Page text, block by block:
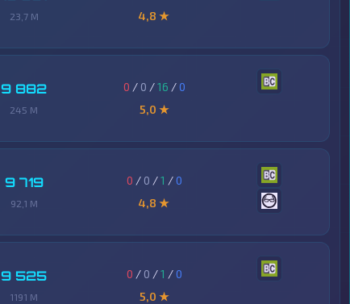
23,7 M
4,8 ★
9 882
245 M
0 / 0 /16 /0
5,0 ★
9 719
92,1 M
0 / 0 /1 /0
4,8 ★
9 525
1191 M
0 / 0 /1 /0
5,0 ★